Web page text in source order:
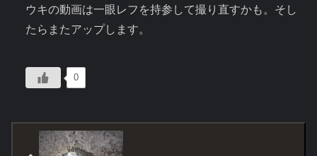
ウキの動画は一眼レフを持参して撮り直すかも。そし
たらまたアップします。
0